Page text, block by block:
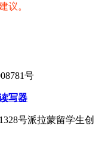
议。
号
写器
号派拉蒙留学生创